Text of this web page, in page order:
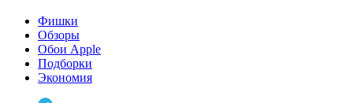
Фишки
Обзоры
Обои Apple
Подборки
Экономия